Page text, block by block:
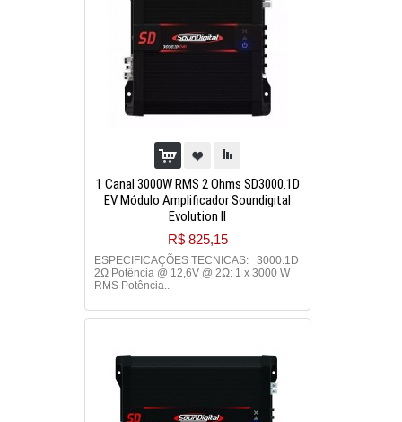
1 Canal 3000W RMS 2 Ohms SD3000.1D
EV Módulo Amplificador Soundigital
Evolution II
R$ 825,15
ESPECIFICAÇÕES TECNICAS: 3000.1D
2Ω Potência @ 12,6V @ 2Ω: 1 x 3000 W
RMS Potência..